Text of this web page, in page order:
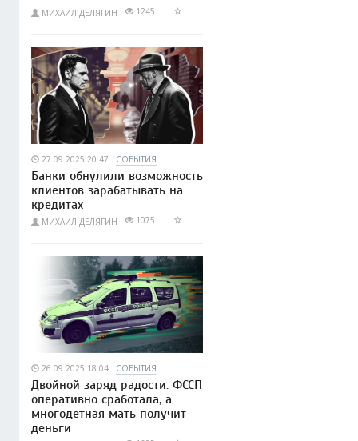
МИХАИЛ ДЕЛЯГИН 1245
27.09.2025 20:47 СОБЫТИЯ
Банки обнулили возможность
клиентов зарабатывать на
кредитах
МИХАИЛ ДЕЛЯГИН 1075
26.09.2025 18:04 СОБЫТИЯ
Двойной заряд радости: ФССП
оперативно сработала, а
многодетная мать получит
деньги